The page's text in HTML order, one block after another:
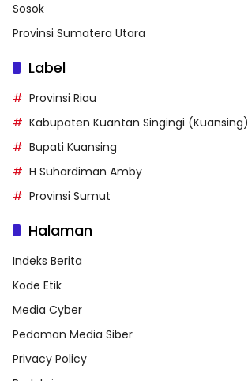
Sosok
Provinsi Sumatera Utara
Label
Provinsi Riau
Kabupaten Kuantan Singingi (Kuansing)
Bupati Kuansing
H Suhardiman Amby
Provinsi Sumut
Halaman
Indeks Berita
Kode Etik
Media Cyber
Pedoman Media Siber
Privacy Policy